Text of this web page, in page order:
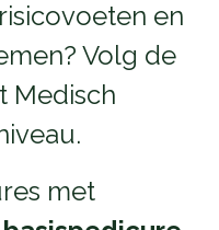
en
Volg de
Medisch
met